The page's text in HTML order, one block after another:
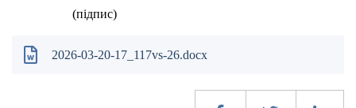
(підпис)
2026-03-20-17_117vs-26.docx